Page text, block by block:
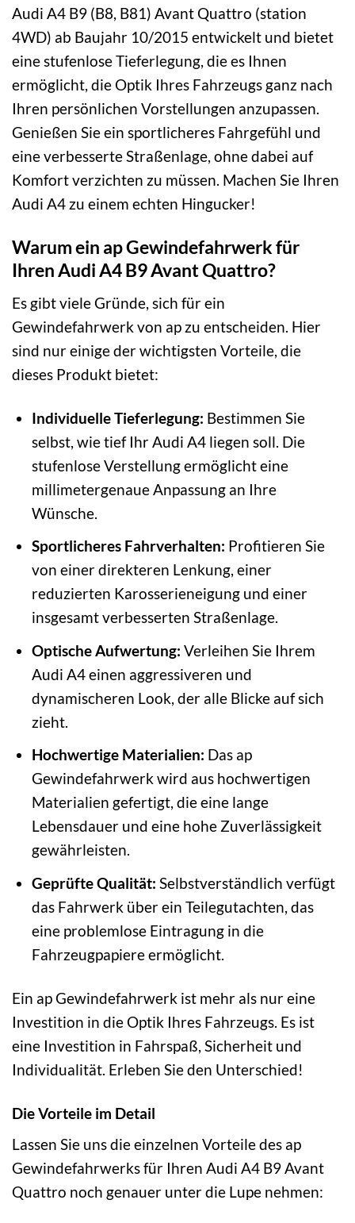
Audi A4 B9 (B8, B81) Avant Quattro (station
4WD) ab Baujahr 10/2015 entwickelt und bietet
eine stufenlose Tieferlegung, die es Ihnen
ermöglicht, die Optik Ihres Fahrzeugs ganz nach
Ihren persönlichen Vorstellungen anzupassen.
Genießen Sie ein sportlicheres Fahrgefühl und
eine verbesserte Straßenlage, ohne dabei auf
Komfort verzichten zu müssen. Machen Sie Ihren
Audi A4 zu einem echten Hingucker!
Warum ein ap Gewindefahrwerk für
Ihren Audi A4 B9 Avant Quattro?
Es gibt viele Gründe, sich für ein
Gewindefahrwerk von ap zu entscheiden. Hier
sind nur einige der wichtigsten Vorteile, die
dieses Produkt bietet:
Individuelle Tieferlegung: Bestimmen Sie
selbst, wie tief Ihr Audi A4 liegen soll. Die
stufenlose Verstellung ermöglicht eine
millimetergenaue Anpassung an Ihre
Wünsche.
Sportlicheres Fahrverhalten: Profitieren Sie
von einer direkteren Lenkung, einer
reduzierten Karosserieneigung und einer
insgesamt verbesserten Straßenlage.
Optische Aufwertung: Verleihen Sie Ihrem
Audi A4 einen aggressiveren und
dynamischeren Look, der alle Blicke auf sich
zieht.
Hochwertige Materialien: Das ap
Gewindefahrwerk wird aus hochwertigen
Materialien gefertigt, die eine lange
Lebensdauer und eine hohe Zuverlässigkeit
gewährleisten.
Geprüfte Qualität: Selbstverständlich verfügt
das Fahrwerk über ein Teilegutachten, das
eine problemlose Eintragung in die
Fahrzeugpapiere ermöglicht.
Ein ap Gewindefahrwerk ist mehr als nur eine
Investition in die Optik Ihres Fahrzeugs. Es ist
eine Investition in Fahrspaß, Sicherheit und
Individualität. Erleben Sie den Unterschied!
Die Vorteile im Detail
Lassen Sie uns die einzelnen Vorteile des ap
Gewindefahrwerks für Ihren Audi A4 B9 Avant
Quattro noch genauer unter die Lupe nehmen: